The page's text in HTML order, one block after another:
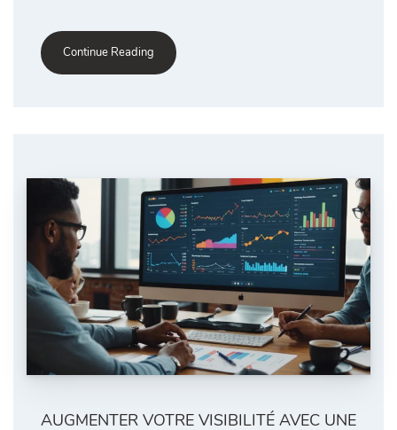
Continue Reading
AUGMENTER VOTRE VISIBILITÉ AVEC UNE